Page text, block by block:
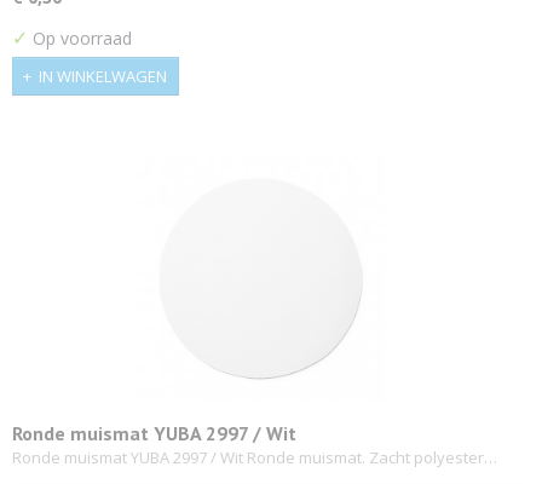
✓ Op voorraad
IN WINKELWAGEN
Ronde muismat YUBA 2997 / Wit
Ronde muismat YUBA 2997 / Wit Ronde muismat. Zacht polyester…